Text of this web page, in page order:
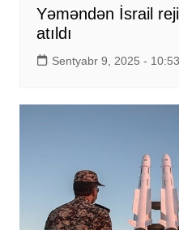
Yəməndən İsrail
atıldı
Sentyabr 9, 2025 - 10:53